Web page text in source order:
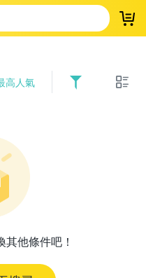
登
高人氣
他條件吧！